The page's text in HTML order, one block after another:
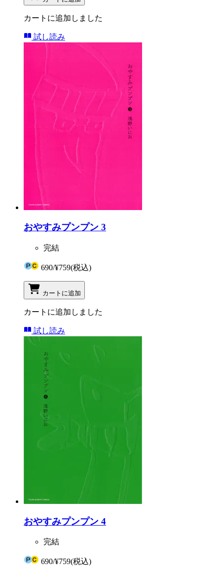
カートに追加しました
試し読み
おやすみプンプン 3
完結
690/¥759(税込)
カートに追加
カートに追加しました
試し読み
おやすみプンプン 4
完結
690/¥759(税込)